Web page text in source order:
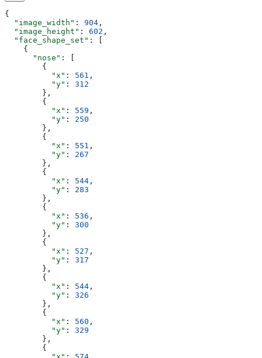
{
  "image_width"
: 904 ,
  "image_height"
: 602 ,
  "face_shape_set"
: [
    {
      "nose"
: [
        {
          "x"
: 561 ,
          "y"
: 312
        },
        {
          "x"
: 559 ,
          "y"
: 250
        },
        {
          "x"
: 551 ,
          "y"
: 267
        },
        {
          "x"
: 544 ,
          "y"
: 283
        },
        {
          "x"
: 536 ,
          "y"
: 300
        },
        {
          "x"
: 527 ,
          "y"
: 317
        },
        {
          "x"
: 544 ,
          "y"
: 326
        },
        {
          "x"
: 560 ,
          "y"
: 329
        },
        {